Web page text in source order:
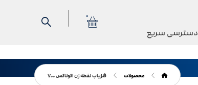
0
دسترسی سریع
محصولات فلزیاب نقطه زن اکوناکس ۷۰۰